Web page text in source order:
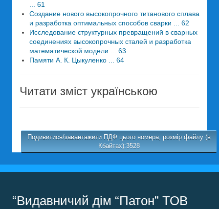
... 61
Создание нового высокопрочного титанового сплава
и разработка оптимальных способов сварки ... 62
Исследование структурных превращений в сварных
соединениях высокопрочных сталей и разработка
математической модели ... 63
Памяти А. К. Цыкуленко ... 64
Читати зміст українською
Подивитися/завантажити ПДФ цього номера, розмір файлу (в
Кбайтах):3528
“Видавничий дім “Патон” ТОВ